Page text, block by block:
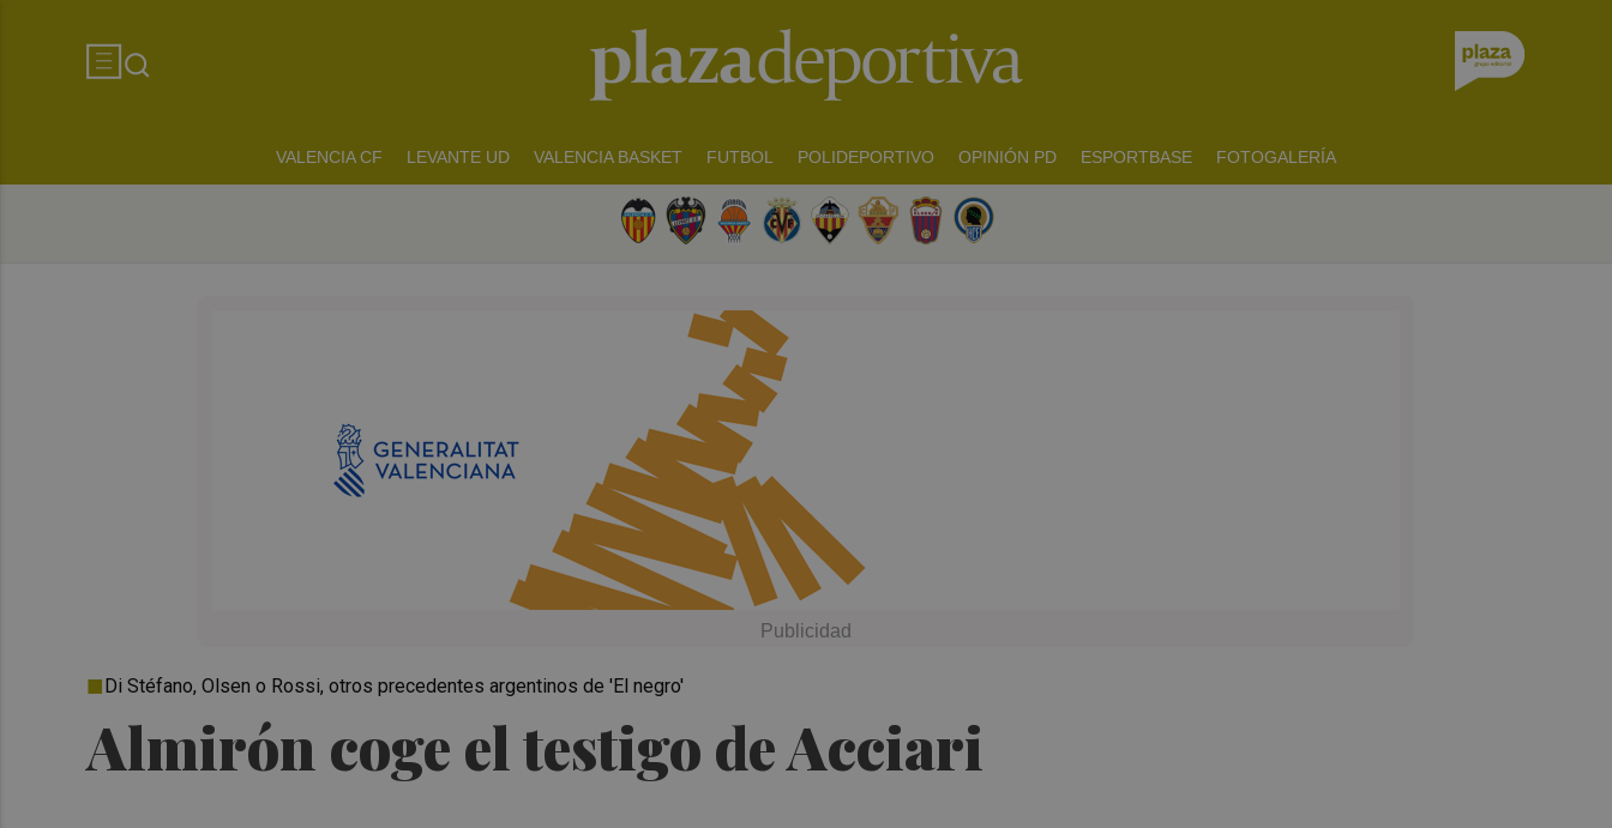
VALENCIA CF LEVANTE UD VALENCIA BASKET FUTBOL POLIDEPORTIVO OPINIÓN PD ESPORTBASE FOTOGALERÍA
Almirón coge el testigo de Acciari
Di Stéfano, Olsen o Rossi, otros precedentes argentinos de 'El negro'